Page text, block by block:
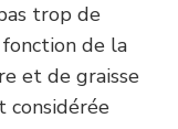
trop de
de la
et de graisse
considérée